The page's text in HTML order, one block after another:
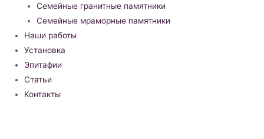
Семейные гранитные памятники
Семейные мраморные памятники
Наши работы
Установка
Эпитафии
Статьи
Контакты